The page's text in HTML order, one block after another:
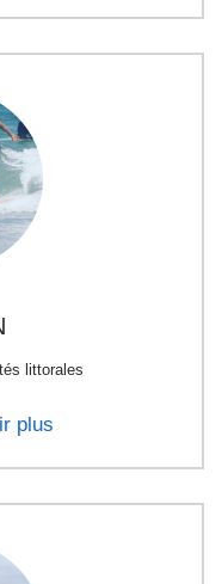
littorales
plus